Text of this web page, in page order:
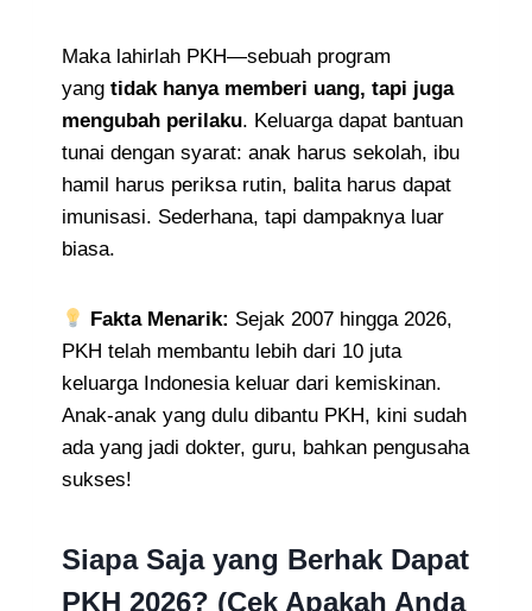
Maka lahirlah PKH—sebuah program
yang tidak hanya memberi uang, tapi juga
mengubah perilaku. Keluarga dapat bantuan
tunai dengan syarat: anak harus sekolah, ibu
hamil harus periksa rutin, balita harus dapat
imunisasi. Sederhana, tapi dampaknya luar
biasa.
Fakta Menarik: Sejak 2007 hingga 2026,
PKH telah membantu lebih dari 10 juta
keluarga Indonesia keluar dari kemiskinan.
Anak-anak yang dulu dibantu PKH, kini sudah
ada yang jadi dokter, guru, bahkan pengusaha
sukses!
Siapa Saja yang Berhak Dapat
PKH 2026? (Cek Apakah Anda